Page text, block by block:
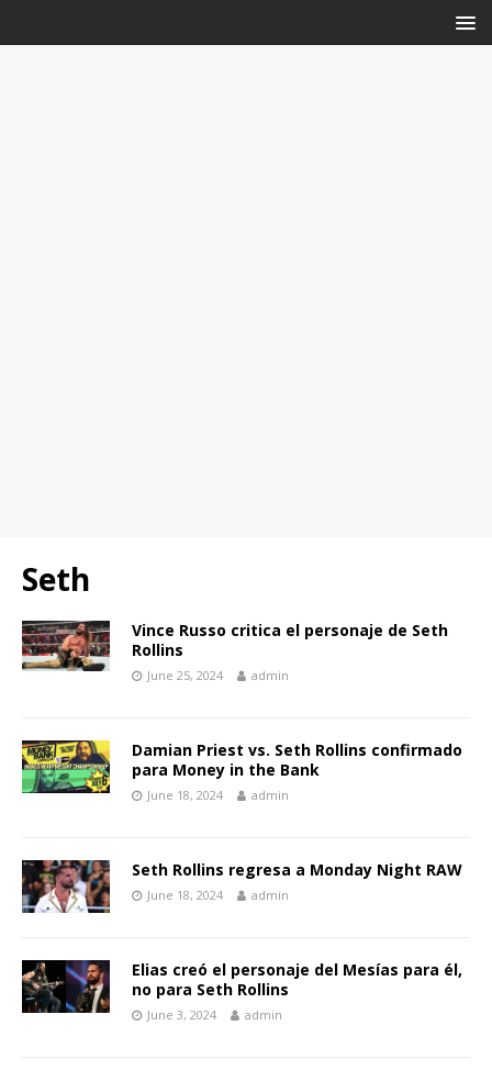
Seth
Vince Russo critica el personaje de Seth
Rollins
June 25, 2024 admin
Damian Priest vs. Seth Rollins confirmado
para Money in the Bank
June 18, 2024 admin
Seth Rollins regresa a Monday Night RAW
June 18, 2024 admin
Elias creó el personaje del Mesías para él,
no para Seth Rollins
June 3, 2024 admin